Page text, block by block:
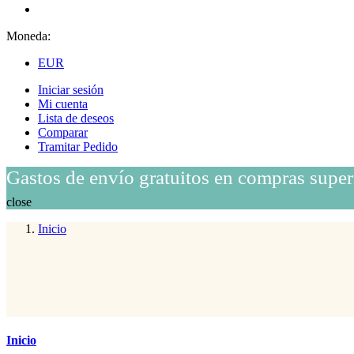
Moneda:
EUR
Iniciar sesión
Mi cuenta
Lista de deseos
Comparar
Tramitar Pedido
Gastos de envío gratuitos en compras
close
Inicio
Inicio